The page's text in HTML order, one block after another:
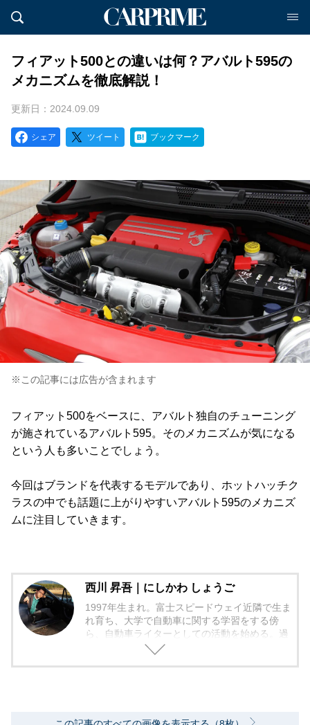
フィアット500との違いは何？アバルト595の
メカニズムを徹底解説！
更新日：2024.09.09
シェア ツイート ブックマーク
※この記事には広告が含まれます
フィアット500をベースに、アバルト独自のチューニング
が施されているアバルト595。そのメカニズムが気になる
という人も多いことでしょう。
今回はブランドを代表するモデルであり、ホットハッチク
ラスの中でも話題に上がりやすいアバルト595のメカニズ
ムに注目していきます。
西川 昇吾｜にしかわ しょうご
1997年生まれ。富士スピードウェイ近隣で生ま
れ育ち、大学で自動車に関する学習をする傍
ら、自動車ライターとしての活動を始める。過
去にはコミュニティFMのモータースポーツコ